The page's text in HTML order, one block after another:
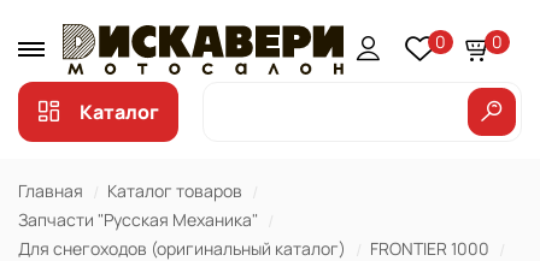
0 0
Каталог
Главная
Каталог товаров
Запчасти "Русская Механика"
Для снегоходов (оригинальный каталог)
FRONTIER 1000